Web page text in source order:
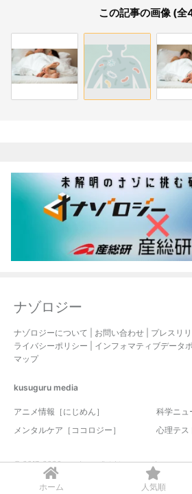
ホーム 人気順
この記事の画像 (全
ナゾロジー
ナゾロジーについて お問い合わせ プレスリ
ライバシーポリシー
インフォマティブデータ
マップ
kusuguru media
アニメ情報［にじめん］
科学ニュ
メンタルケア［ココロジー］
心理テス
© 2017-2026 nazology. all rights reserved.